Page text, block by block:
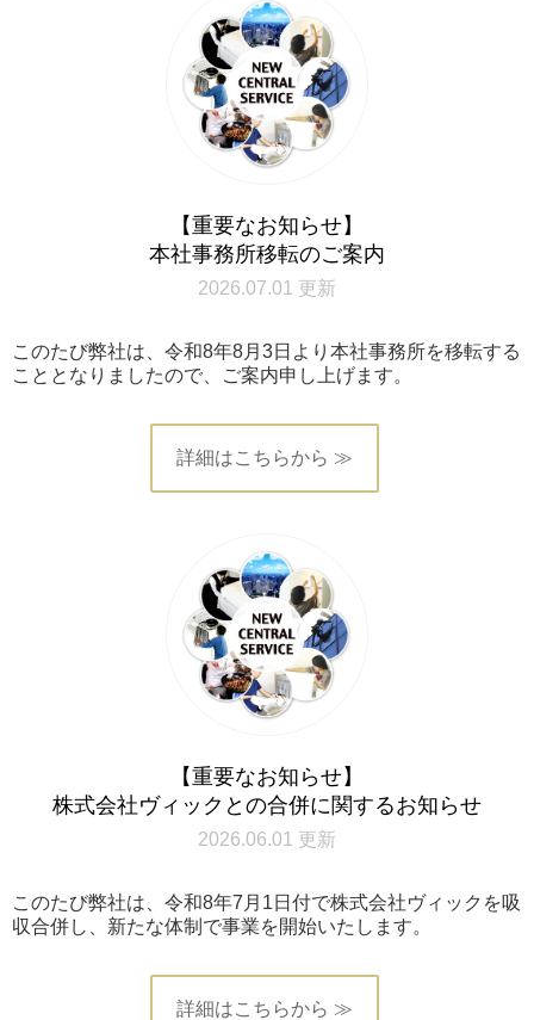
【重要なお知らせ】
本社事務所移転のご案内
2026.07.01 更新
このたび弊社は、令和8年8月3日より本社事務所を移転する
こととなりましたので、ご案内申し上げます。
詳細はこちらから ≫
【重要なお知らせ】
株式会社ヴィックとの合併に関するお知らせ
2026.06.01 更新
このたび弊社は、令和8年7月1日付で株式会社ヴィックを吸
収合併し、新たな体制で事業を開始いたします。
詳細はこちらから ≫